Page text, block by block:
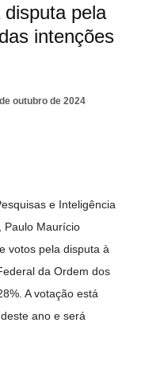
pela
intenções
outubro de 2024
e Inteligência
Paulo Maurício
votos pela disputa à
da Ordem dos
A votação está
ano e será